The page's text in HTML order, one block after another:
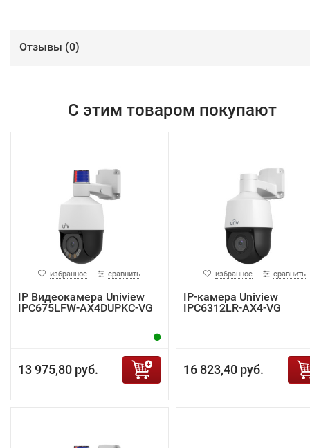
Отзывы (0)
С этим товаром покупают
избранное сравнить
IP Видеокамера Uniview
IPC675LFW-AX4DUPKC-VG
13 975,80 руб.
избранное сравнить
IP-камера Uniview
IPC6312LR-AX4-VG
16 823,40 руб.